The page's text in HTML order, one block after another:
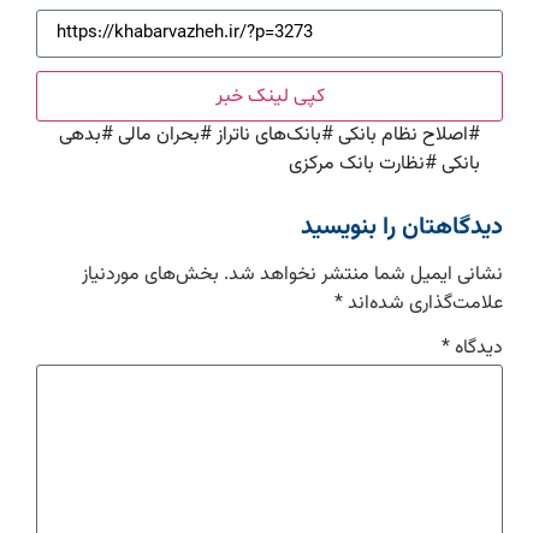
کپی لینک خبر
#اصلاح نظام بانکی#بانک‌های ناتراز#بحران مالی#بدهی
بانکی#نظارت بانک مرکزی
دیدگاهتان را بنویسید
نشانی ایمیل شما منتشر نخواهد شد. بخش‌های موردنیاز
علامت‌گذاری شده‌اند*
دیدگاه*